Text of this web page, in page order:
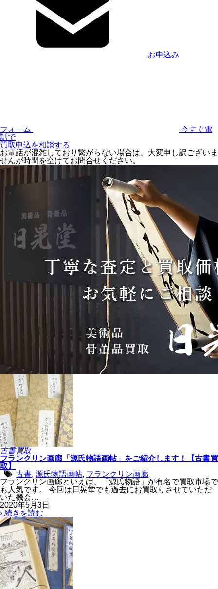
お申込み
フォーム
今すぐ電
話で
買取申込を相談する
お電話が混雑しており繋がらない場合は、大変申し訳ございま
せんが時間を空けてお問合せください。
古書買取
フランクリン画廊「源氏物語画帖」をご紹介します！【古書買
取】
古書, 源氏物語画帖, フランクリン画廊
フランクリン画廊といえば、「源氏物語」が有名で買取市場で
も人気です。 今回は日晃堂でも過去にお買取りさせていただ
いた機会…
2020年5月3日
› 続きを読む